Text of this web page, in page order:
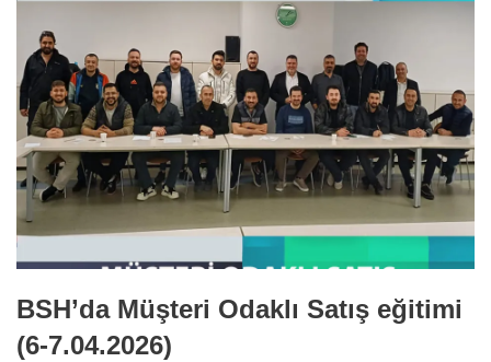
BSH’da Müşteri Odaklı Satış eğitimi
(6-7.04.2026)